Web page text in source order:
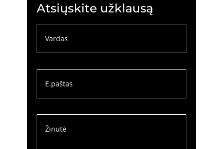
Atsiųskite užklausą